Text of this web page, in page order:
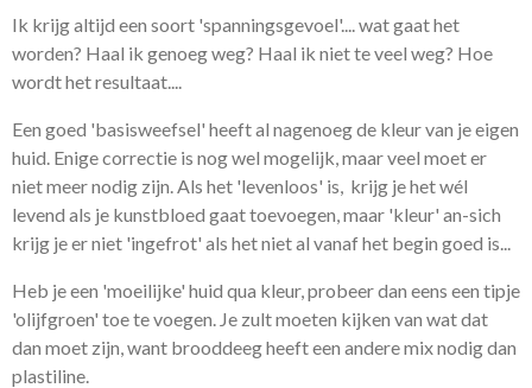
Ik krijg altijd een soort 'spanningsgevoel'.... wat gaat het
worden? Haal ik genoeg weg? Haal ik niet te veel weg? Hoe
wordt het resultaat....
Een goed 'basisweefsel' heeft al nagenoeg de kleur van je eigen
huid. Enige correctie is nog wel mogelijk, maar veel moet er
niet meer nodig zijn. Als het 'levenloos' is, krijg je het wél
levend als je kunstbloed gaat toevoegen, maar 'kleur' an-sich
krijg je er niet 'ingefrot' als het niet al vanaf het begin goed is...
Heb je een 'moeilijke' huid qua kleur, probeer dan eens een tipje
'olijfgroen' toe te voegen. Je zult moeten kijken van wat dat
dan moet zijn, want brooddeeg heeft een andere mix nodig dan
plastiline.